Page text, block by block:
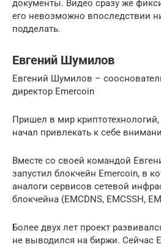
документы. Видео сразу же
его невозможно впоследствии
подделать.
Евгений Шумилов
Евгений Шумилов –
директор Emercoin
Пришел в мир
начал привлекать к себе
Вместе со своей командой
запустил блокчейн Emercoin, в
аналоги сервисов сетевой
блокчейна (EMCDNS, EMCSSH,
Более двух лет проект
не выводился на биржи. Сейчас